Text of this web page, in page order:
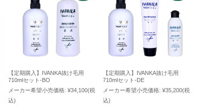
【定期購入】IVANKA抜け毛用
710mlセット-BO
メーカー希望小売価格: ¥34,100(税
込)
【定期購入】IVANKA抜け毛用
710mlセット-DE
メーカー希望小売価格: ¥35,200(税
込)